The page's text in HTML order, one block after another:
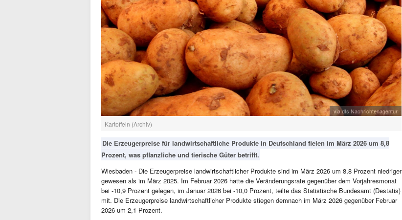
via dts Nachrichtenagentur
Kartoffeln (Archiv)
Die Erzeugerpreise für landwirtschaftliche Produkte in Deutschland fielen im März 2026 um 8,8
Prozent, was pflanzliche und tierische Güter betrifft.
Wiesbaden - Die Erzeugerpreise landwirtschaftlicher Produkte sind im März 2026 um 8,8 Prozent niedriger
gewesen als im März 2025. Im Februar 2026 hatte die Veränderungsrate gegenüber dem Vorjahresmonat
bei -10,9 Prozent gelegen, im Januar 2026 bei -10,0 Prozent, teilte das Statistische Bundesamt (Destatis)
mit. Die Erzeugerpreise landwirtschaftlicher Produkte stiegen demnach im März 2026 gegenüber Februar
2026 um 2,1 Prozent.